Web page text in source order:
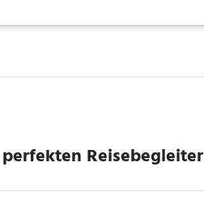
Reisebegleiter